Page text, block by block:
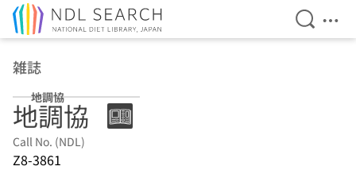
Open
雑誌
地調協
地調協
Call No. (NDL)
Z8-3861